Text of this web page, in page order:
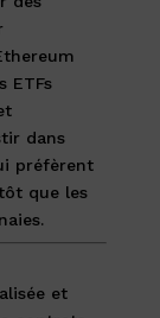
ETFs
dans
préfèrent
que les
et